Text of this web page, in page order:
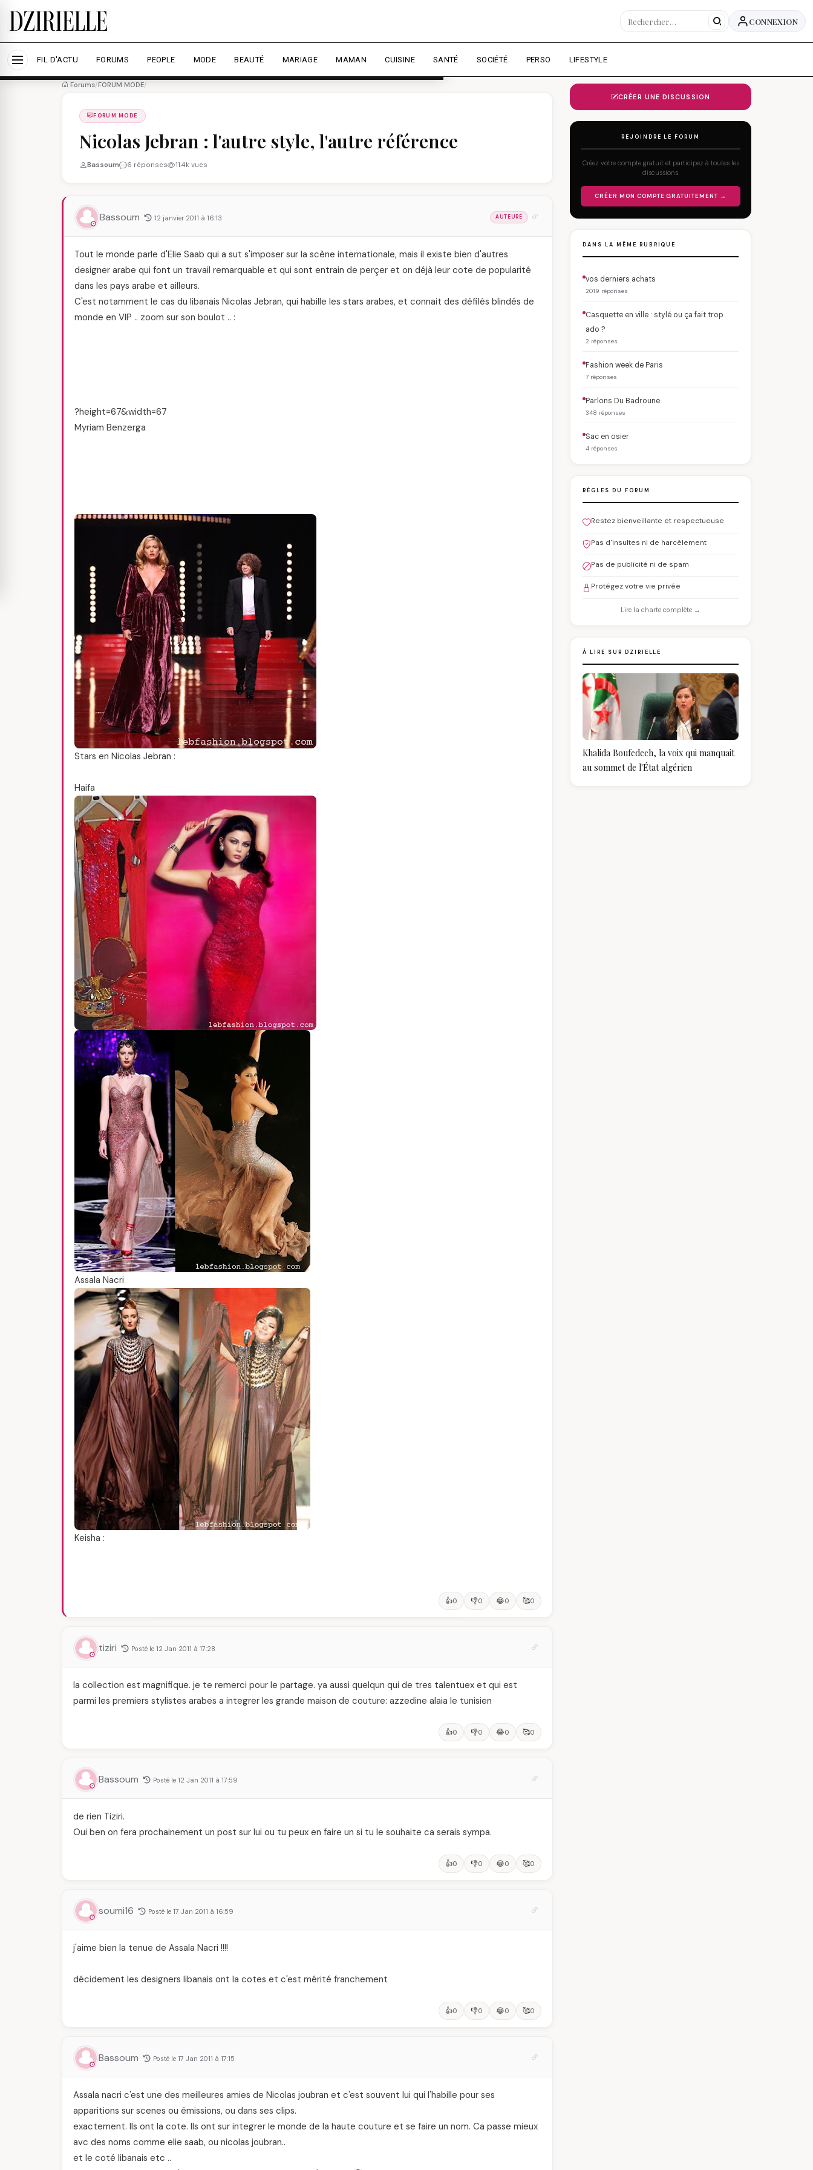
Nous utilisons des cookies pour améliorer votre expérience et mesurer l'audience.
Accepter tout Personnaliser
CONNEXION
FIL D'ACTU FORUMS PEOPLE MODE BEAUTÉ MARIAGE MAMAN CUISINE SANTÉ SOCIÉTÉ PERSO LIFESTYLE
Forums/FORUM MODE/
FORUM MODE
Nicolas Jebran : l'autre style, l'autre référence
Bassoum 6 réponses 11.4k vues
Bassoum 12 janvier 2011 à 16:13 AUTEURE
Tout le monde parle d'Elie Saab qui a sut s'imposer sur la scène internationale, mais il existe bien d'autres
designer arabe qui font un travail remarquable et qui sont entrain de perçer et on déjà leur cote de popularité
dans les pays arabe et ailleurs.
C'est notamment le cas du libanais Nicolas Jebran, qui habille les stars arabes, et connait des défilés blindés de
monde en VIP .. zoom sur son boulot .. :
?height=67&width=67
Myriam Benzerga
Stars en Nicolas Jebran :
Haifa
Assala Nacri
Keisha :
👍0 👎0 😂0 🥰0
tiziri Posté le 12 Jan 2011 à 17:28
la collection est magnifique. je te remerci pour le partage. ya aussi quelqun qui de tres talentuex et qui est
parmi les premiers stylistes arabes a integrer les grande maison de couture: azzedine alaia le tunisien
👍0 👎0 😂0 🥰0
Bassoum Posté le 12 Jan 2011 à 17:59
de rien Tiziri.
Oui ben on fera prochainement un post sur lui ou tu peux en faire un si tu le souhaite ca serais sympa.
👍0 👎0 😂0 🥰0
soumi16 Posté le 17 Jan 2011 à 16:59
j'aime bien la tenue de Assala Nacri !!!!
décidement les designers libanais ont la cotes et c'est mérité franchement
👍0 👎0 😂0 🥰0
Bassoum Posté le 17 Jan 2011 à 17:15
Assala nacri c'est une des meilleures amies de Nicolas joubran et c'est souvent lui qui l'habille pour ses
apparitions sur scenes ou émissions, ou dans ses clips.
exactement. Ils ont la cote. Ils ont sur integrer le monde de la haute couture et se faire un nom. Ca passe mieux
avc des noms comme elie saab, ou nicolas joubran..
et le coté libanais etc ..
CRÉER UNE DISCUSSION
REJOINDRE LE FORUM
Créez votre compte gratuit et participez à toutes les
discussions.
CRÉER MON COMPTE GRATUITEMENT →
DANS LA MÊME RUBRIQUE
vos derniers achats
2019 réponses
Casquette en ville : stylé ou ça fait trop
ado ?
2 réponses
Fashion week de Paris
7 réponses
Parlons Du Badroune
348 réponses
Sac en osier
4 réponses
RÈGLES DU FORUM
Restez bienveillante et respectueuse
Pas d'insultes ni de harcèlement
Pas de publicité ni de spam
Protégez votre vie privée
Lire la charte complète →
À LIRE SUR DZIRIELLE
Khalida Boufedech, la voix qui manquait
au sommet de l'État algérien